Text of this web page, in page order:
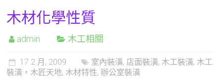
木材化學性質
admin 木工相關
17 2 月, 2009 室內裝潢, 店面裝潢, 木工裝潢, 木工
裝潢，木匠天地, 木材特性,辦公室裝潢